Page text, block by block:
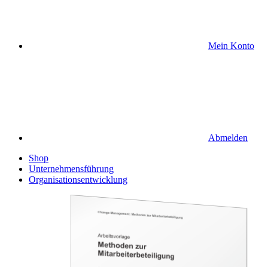
Mein Konto
Abmelden
Shop
Unternehmensführung
Organisationsentwicklung